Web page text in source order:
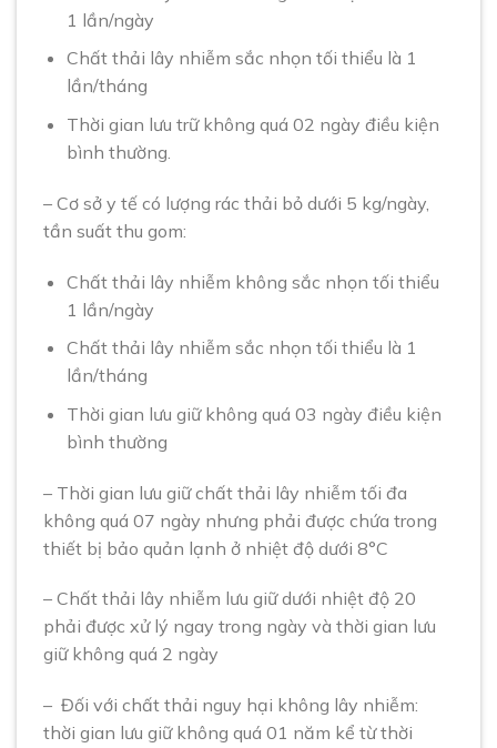
1 lần/ngày
Chất thải lây nhiễm sắc nhọn tối thiểu là 1
lần/tháng
Thời gian lưu trữ không quá 02 ngày điều kiện
bình thường.
– Cơ sở y tế có lượng rác thải bỏ dưới 5 kg/ngày,
tần suất thu gom:
Chất thải lây nhiễm không sắc nhọn tối thiểu
1 lần/ngày
Chất thải lây nhiễm sắc nhọn tối thiểu là 1
lần/tháng
Thời gian lưu giữ không quá 03 ngày điều kiện
bình thường
– Thời gian lưu giữ chất thải lây nhiễm tối đa
không quá 07 ngày nhưng phải được chứa trong
thiết bị bảo quản lạnh ở nhiệt độ dưới 8°C
– Chất thải lây nhiễm lưu giữ dưới nhiệt độ 20
phải được xử lý ngay trong ngày và thời gian lưu
giữ không quá 2 ngày
– Đối với chất thải nguy hại không lây nhiễm:
thời gian lưu giữ không quá 01 năm kể từ thời